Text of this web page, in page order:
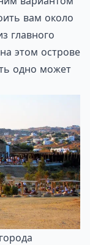
вам около
главного
этом острове
одно может